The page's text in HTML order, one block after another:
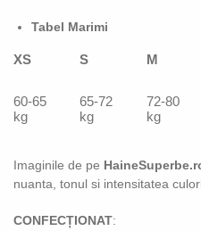
Tabel Marimi
XS S M
60-65
kg
65-72
kg
72-80
kg
Imaginile de pe
nuanta, tonul si intensitatea
CONFECȚIONAT: